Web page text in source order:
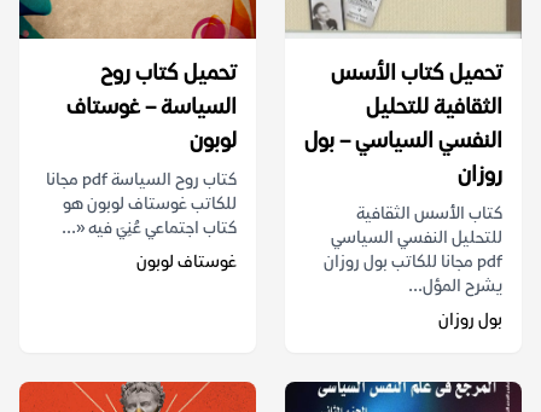
تحميل كتاب الأسس
الثقافية للتحليل
النفسي السياسي – بول
روزان
كتاب الأسس الثقافية
للتحليل النفسي السياسي
pdf مجانا للكاتب بول روزان
يشرح المؤل...
بول روزان
تحميل كتاب روح
السياسة – غوستاف
لوبون
كتاب روح السياسة pdf مجانا
للكاتب غوستاف لوبون هو
كتاب اجتماعي عُنِيَ فيه «...
غوستاف لوبون